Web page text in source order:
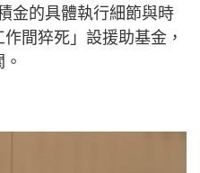
金的具體執行細節與時
間猝死」設援助基金，